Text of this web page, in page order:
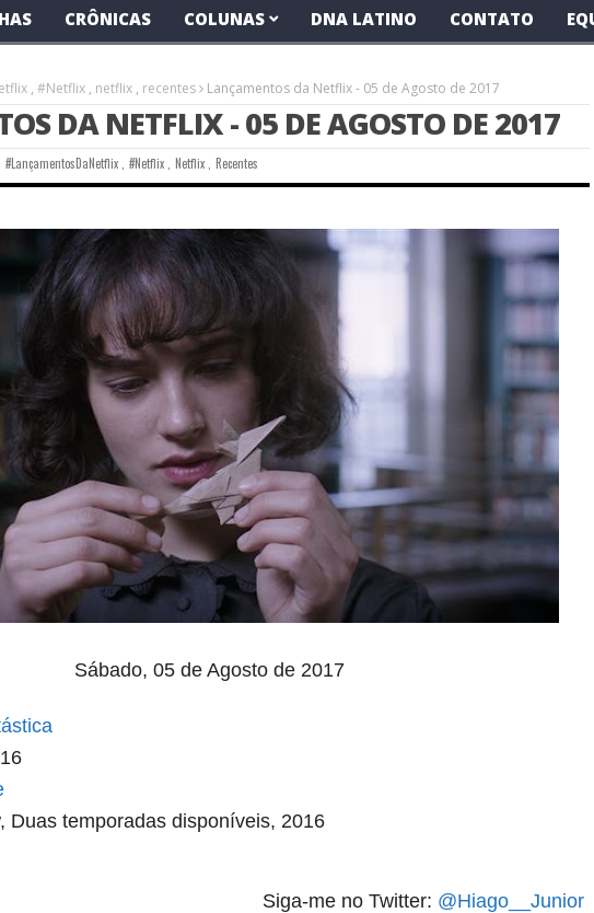
CRÔNICAS COLUNAS DNA LATINO CONTATO
, #Netflix , netflix , recentes Lançamentos da Netflix - 05 de Agosto de 2017
DA NETFLIX - 05 DE AGOSTO DE 2017
#LançamentosDaNetflix ,#Netflix Netflix, Recentes
Sábado, 05de Agosto de 2017
Duas temporadas disponíveis, 2016
Siga-me no Twitter: @Hiago__Junior